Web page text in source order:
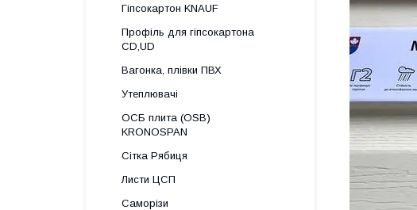
Гіпсокартон KNAUF
Профіль для гіпсокартона
CD,UD
Вагонка, плівки ПВХ
Утеплювачі
ОСБ плита (OSB)
KRONOSPAN
Сітка Рябиця
Листи ЦСП
Саморізи